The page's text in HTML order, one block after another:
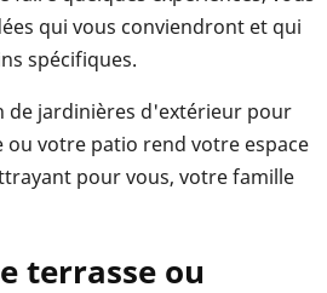
qui vous conviendront et qui
spécifiques.
de jardinières d'extérieur pour
votre patio rend votre espace
pour vous, votre famille
terrasse ou